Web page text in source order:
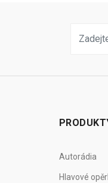
Autorádia
Hlavové